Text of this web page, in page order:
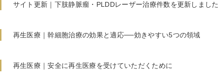
サイト更新｜下肢静脈瘤・PLDDレーザー治療件数を更新しました
再生医療｜幹細胞治療の効果と適応──効きやすい5つの領域
再生医療｜安全に再生医療を受けていただくために